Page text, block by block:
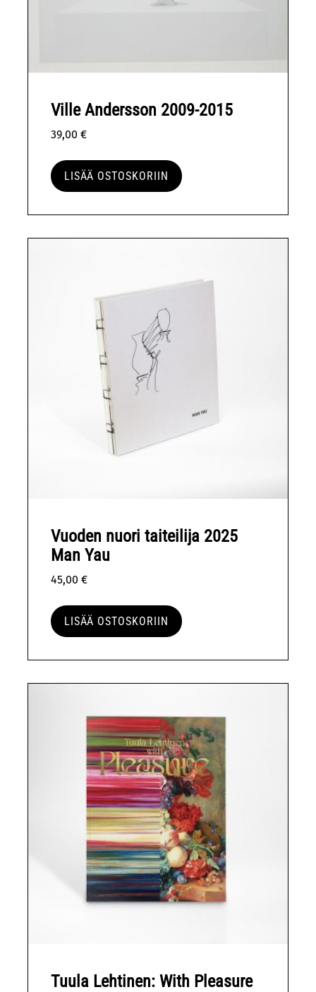
Ville Andersson 2009-2015
39,00 €
LISÄÄ OSTOSKORIIN
Vuoden nuori taiteilija 2025
Man Yau
45,00 €
LISÄÄ OSTOSKORIIN
Tuula Lehtinen: With Pleasure